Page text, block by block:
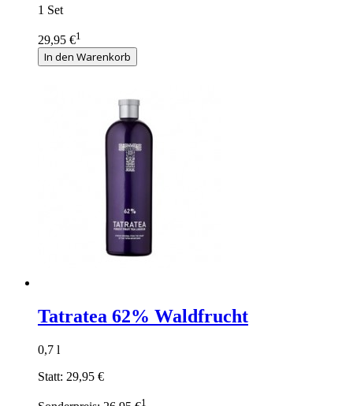
1 Set
29,95 €1
In den Warenkorb
Tatratea 62% Waldfrucht
0,7 l
Statt: 29,95 €
1